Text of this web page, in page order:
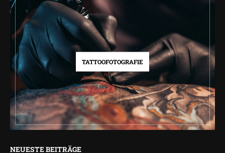
TATTOOFOTOGRAFIE
NEUESTE BEITRÄGE